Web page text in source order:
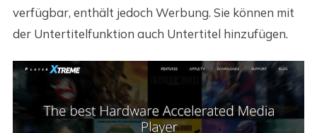
verfügbar, enthält jedoch Werbung. Sie können mit
der Untertitelfunktion auch Untertitel hinzufügen.